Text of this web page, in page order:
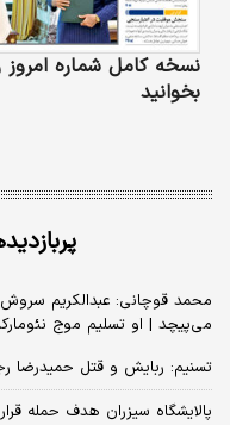
نسخه کامل شماره امروز
بخوانید
محمد قوچانی: عبدالکریم
می‌پیچد | او تسلیم موج
تسنیم: ربایش و قتل حمیدرضا
پالایشگاه سیزران هدف حمله